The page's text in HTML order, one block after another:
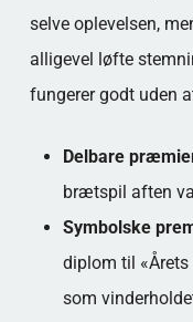
selve oplevelsen,
alligevel løfte
fungerer godt uden
Delbare
brætspil aften
Symbolske
diplom til
som